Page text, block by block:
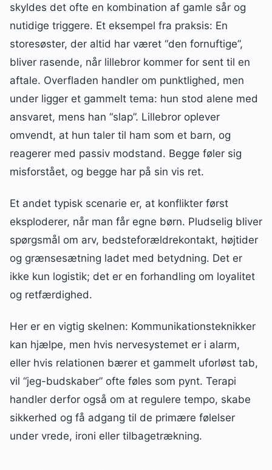
skyldes det ofte en kombination af gamle sår og
nutidige triggere. Et eksempel fra praksis: En
storesøster, der altid har været “den fornuftige”,
bliver rasende, når lillebror kommer for sent til en
aftale. Overfladen handler om punktlighed, men
under ligger et gammelt tema: hun stod alene med
ansvaret, mens han “slap”. Lillebror oplever
omvendt, at hun taler til ham som et barn, og
reagerer med passiv modstand. Begge føler sig
misforstået, og begge har på sin vis ret.
Et andet typisk scenarie er, at konflikter først
eksploderer, når man får egne børn. Pludselig bliver
spørgsmål om arv, bedsteforældrekontakt, højtider
og grænsesætning ladet med betydning. Det er
ikke kun logistik; det er en forhandling om loyalitet
og retfærdighed.
Her er en vigtig skelnen: Kommunikationsteknikker
kan hjælpe, men hvis nervesystemet er i alarm,
eller hvis relationen bærer et gammelt uforløst tab,
vil “jeg-budskaber” ofte føles som pynt. Terapi
handler derfor også om at regulere tempo, skabe
sikkerhed og få adgang til de primære følelser
under vrede, ironi eller tilbagetrækning.